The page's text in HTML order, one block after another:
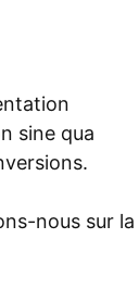
sine qua
nous sur la